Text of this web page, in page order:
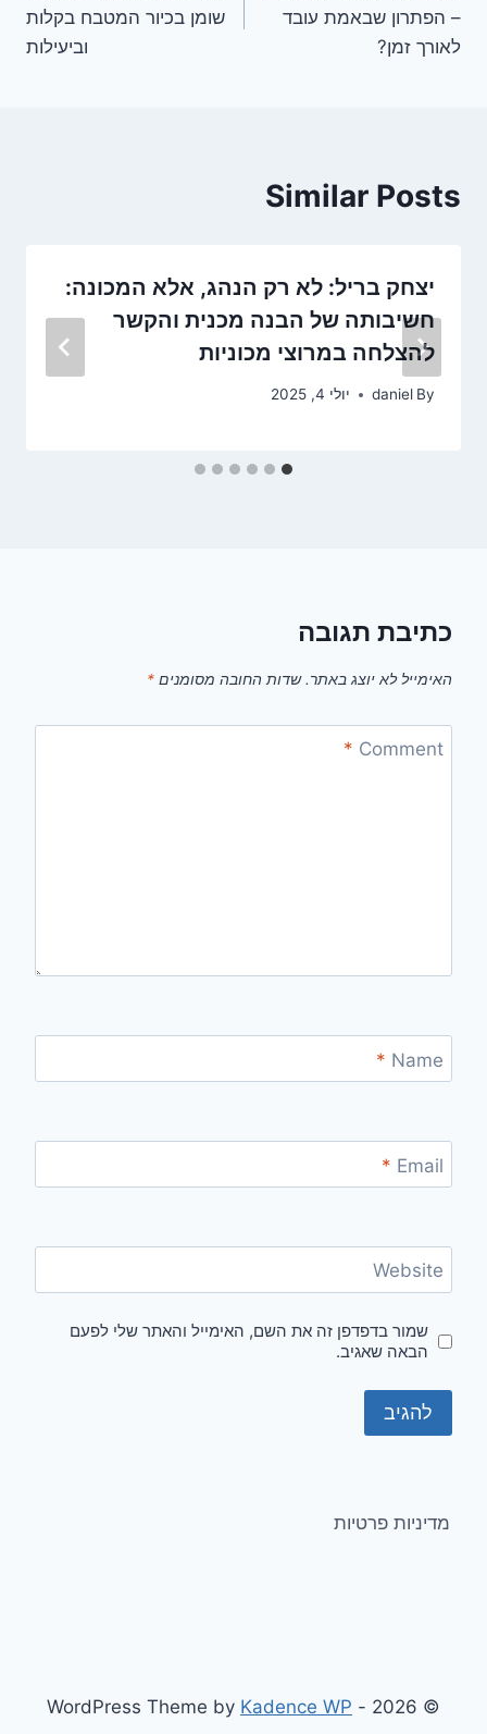
– הפתרון שבאמת עובד
לאורך זמן?
שומן בכיור המטבח בקלות
וביעילות
Similar Posts
יצחק בריל: לא רק הנהג, אלא המכונה:
חשיבותה של הבנה מכנית והקשר
להצלחה במרוצי מכוניות
By
daniel יולי 4, 2025
כתיבת תגובה
האימייל לא יוצג באתר. שדות החובה מסומנים *
Comment
*
Name
*
Email
*
Website
שמור בדפדפן זה את השם, האימייל והאתר שלי לפעם
הבאה שאגיב.
מדיניות פרטיות
© 2026 - WordPress Theme by
Kadence WP